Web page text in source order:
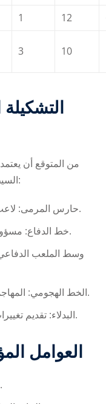
1 12
3 10
السيطرة على وسط الملعب والهجوم المنظم:
حارس المرمى: لاعب محوري للحفاظ على نظافة الشباك.
خط الدفاع: مسؤول عن منع الهجمات المرتدة للمنافس.
وسط الملعب
الخط الهجومي: المهاجمون والأجنحة لضمان تسجيل الأهداف.
البدلاء: تقديم تغييرات تكتيكية حاسمة خلال الشوط الثاني.
العوامل
حالة اللاعبين البدنية ومستوى التركيز.